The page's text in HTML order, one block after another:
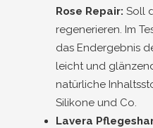
Rose Repair: Soll
regenerieren. Im
das Endergebnis
leicht und
natürliche
Silikone und Co.
Lavera